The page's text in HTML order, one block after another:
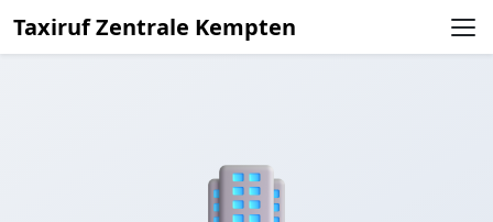
Taxiruf Zentrale Kempten